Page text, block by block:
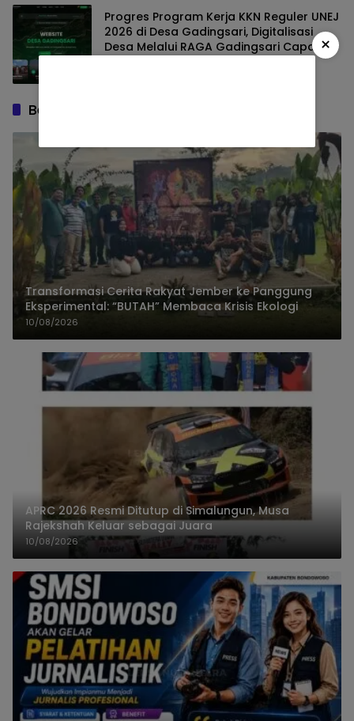
Progres Program Kerja KKN Reguler UNEJ
2026 di Desa Gadingsari, Digitalisasi
Desa Melalui RAGA Gadingsari Capai
Berita Terbaru
Transformasi Cerita Rakyat Jember ke Panggung
Eksperimental: “BUTAH” Membaca Krisis Ekologi
10/08/2026
APRC 2026 Resmi Ditutup di Simalungun, Musa
Rajekshah Keluar sebagai Juara
10/08/2026
×